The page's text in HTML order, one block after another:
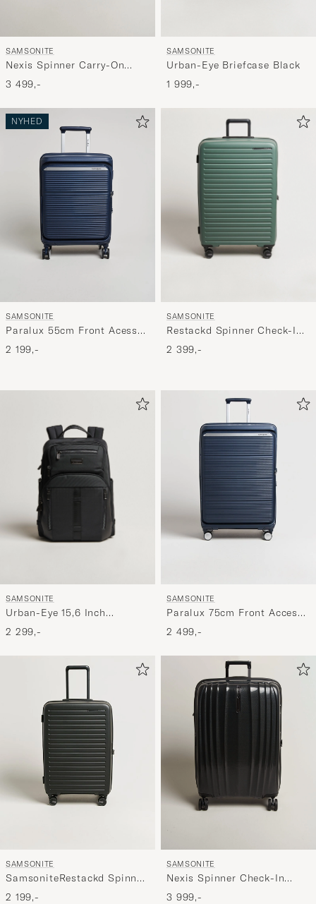
SAMSONITE
Nexis Spinner Carry-On
Onyx Black
3 499,-
SAMSONITE
Urban-Eye Briefcase Black
1 999,-
NYHED
SAMSONITE
Paralux 55cm Front Acess
Carry-On Midnight
2 199,-
SAMSONITE
Restackd Spinner Check-In
Sage
2 399,-
SAMSONITE
Urban-Eye 15,6 Inch
Backpack Black
2 299,-
SAMSONITE
Paralux 75cm Front Access
Check-In Midnight
2 499,-
SAMSONITE
SamsoniteRestackd Spinner
Mid Size Check-InBlack
2 199,-
SAMSONITE
Nexis Spinner Check-In
Onyx Black
3 999,-